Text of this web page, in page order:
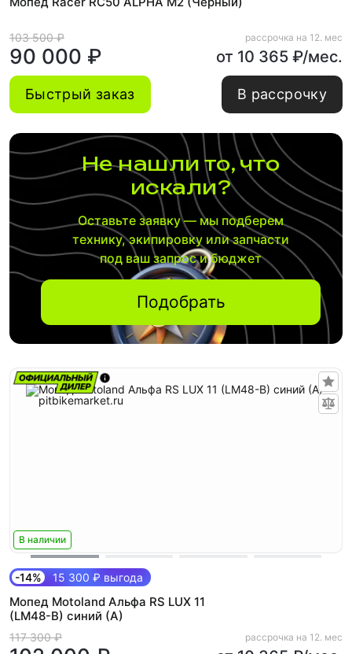
103 500 ₽
90 000 ₽
рассрочка на 12. мес
от 10 365 ₽/мес.
Быстрый заказ В рассрочку
Не нашли то, что
искали?
Оставьте заявку — мы подберем
технику, экипировку или запчасти
под ваш запрос и бюджет
Подобрать
В наличии
-14% 15 300 ₽ выгода
Мопед Motoland Альфа RS LUX 11
(LM48-B) синий (А)
117 300 ₽ рассрочка на 12. мес